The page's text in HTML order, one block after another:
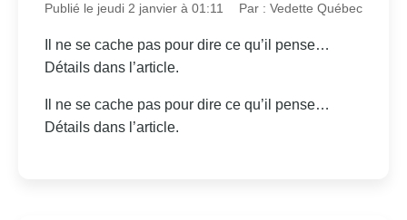
Publié le jeudi 2 janvier à 01:11 Par : Vedette Québec
Il ne se cache pas pour dire ce qu’il pense…
Détails dans l’article.
Il ne se cache pas pour dire ce qu’il pense…
Détails dans l’article.